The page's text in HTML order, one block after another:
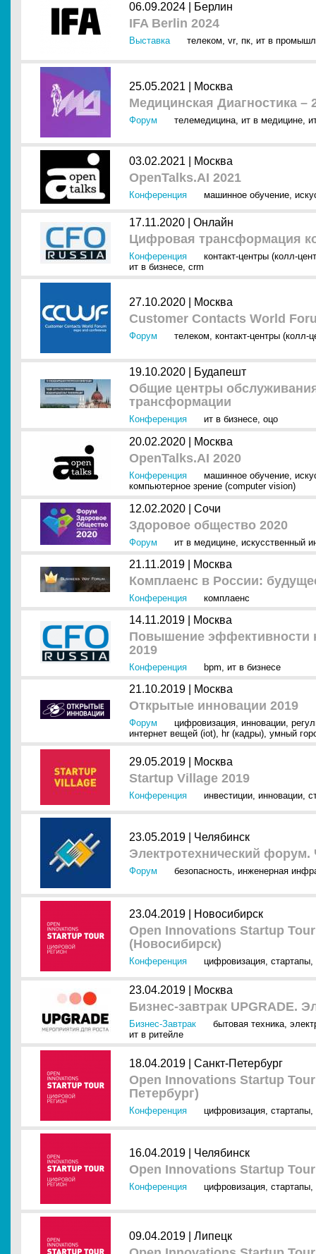
06.09.2024 | Берлин
IFA Berlin 2024
Выставка телеком, vr, пк, ит в
25.05.2021 | Москва
Медицинская Диагностика –
Форум телемедицина, ит в медицине,
03.02.2021 | Москва
OpenTalks.AI 2021
Конференция машинное обучение,
17.11.2020 | Онлайн
Цифровая трансформация
Конференция
контакт-центры (колл-
ит в бизнесе, crm
27.10.2020 | Москва
Customer Contacts World
Форум телеком, контакт-центры (колл-
19.10.2020 | Будапешт
Общие центры
трансформации
Конференция ит в бизнесе, оцо
20.02.2020 | Москва
OpenTalks.AI 2020
Конференция машинное обучение,
компьютерное зрение (computer vision)
12.02.2020 | Сочи
Здоровое общество 2020
Форум ит в медицине, искусственный
21.11.2019 | Москва
Комплаенс в России:
Конференция комплаенс
14.11.2019 | Москва
Повышение эффективности
2019
Конференция bpm, ит в бизнесе
21.10.2019 | Москва
Открытые инновации 2019
Форум цифровизация, инновации,
интернет вещей (iot), hr (кадры), умный
29.05.2019 | Москва
Startup Village 2019
Конференция инвестиции, инновации,
23.05.2019 | Челябинск
Электротехнический форум.
Форум безопасность, инженерная
23.04.2019 | Новосибирск
Open Innovations Startup
(Новосибирск)
Конференция цифровизация, стартапы,
23.04.2019 | Москва
Бизнес-завтрак UPGRADE.
Бизнес-Завтрак бытовая техника,
ит в ритейле
18.04.2019 | Санкт-Петербург
Open Innovations Startup
Петербург)
Конференция цифровизация, стартапы,
16.04.2019 | Челябинск
Open Innovations Startup
Конференция цифровизация, стартапы,
09.04.2019 | Липецк